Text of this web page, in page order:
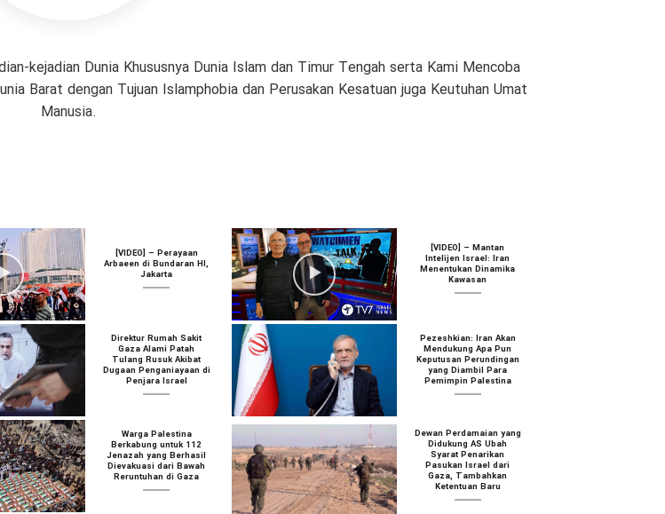
kejadian Dunia Khususnya Dunia Islam dan Timur Tengah serta Kami Mencoba
Barat dengan Tujuan Islamphobia dan Perusakan Kesatuan juga Keutuhan Umat
Manusia.
[VIDEO] – Perayaan
Arbaeen di Bundaran HI,
Jakarta
[VIDEO] – Mantan
Intelijen Israel: Iran
Menentukan Dinamika
Kawasan
Direktur Rumah Sakit
Gaza Alami Patah
Tulang Rusuk Akibat
Dugaan Penganiayaan di
Penjara Israel
Pezeshkian: Iran Akan
Mendukung Apa Pun
Keputusan Perundingan
yang Diambil Para
Pemimpin Palestina
Warga Palestina
Berkabung untuk 112
Jenazah yang Berhasil
Dievakuasi dari Bawah
Reruntuhan di Gaza
Dewan Perdamaian yang
Didukung AS Ubah
Syarat Penarikan
Pasukan Israel dari
Gaza, Tambahkan
Ketentuan Baru